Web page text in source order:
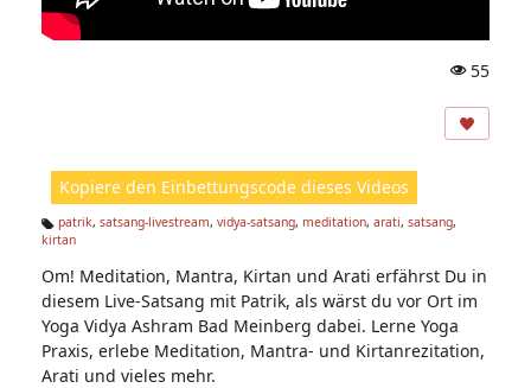
ns
ic
n:
55
Kopiere den Einbettungscode dieses Videos
Ta
s:
patrik, satsang-livestream, vidya-satsang, meditation, arati, satsang,
kirtan
Om! Meditation, Mantra, Kirtan und Arati erfährst Du in
diesem Live-Satsang mit Patrik, als wärst du vor Ort im
Yoga Vidya Ashram Bad Meinberg dabei. Lerne Yoga
Praxis, erlebe Meditation, Mantra- und Kirtanrezitation,
Arati und vieles mehr.